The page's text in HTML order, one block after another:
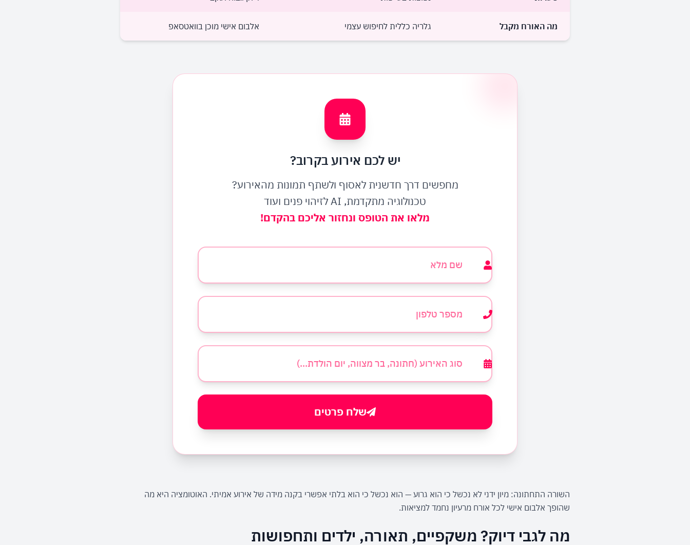
מה האורח מקבל גלריה כללית לחיפוש עצמי אלבום אישי מוכן בוואטסאפ
יש לכם אירוע בקרוב?
מחפשים דרך חדשנית לאסוף ולשתף תמונות מהאירוע?
טכנולוגיה מתקדמת, AI לזיהוי פנים ועוד
מלאו את הטופס ונחזור אליכם בהקדם!
שלח פרטים
שהופך אלבום אישי לכל אורח מרעיון נחמד למציאות.
מה לגבי דיוק? משקפיים, תאורה, ילדים ותחפושות